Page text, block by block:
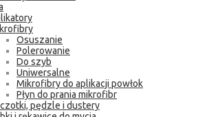
Osuszanie
Polerowanie
Do szyb
Uniwersalne
Mikrofibry do aplikacji powłok
Płyn do prania mikrofibr
pędzle i dustery